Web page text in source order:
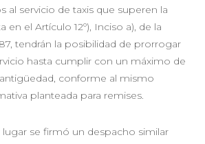
al servicio de taxis que superen la
en el Artículo 12º), Inciso a), de la
tendrán la posibilidad de prorrogar
hasta cumplir con un máximo de
conforme al mismo
planteada para remises.
se firmó un despacho similar